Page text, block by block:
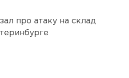
про атаку на склад